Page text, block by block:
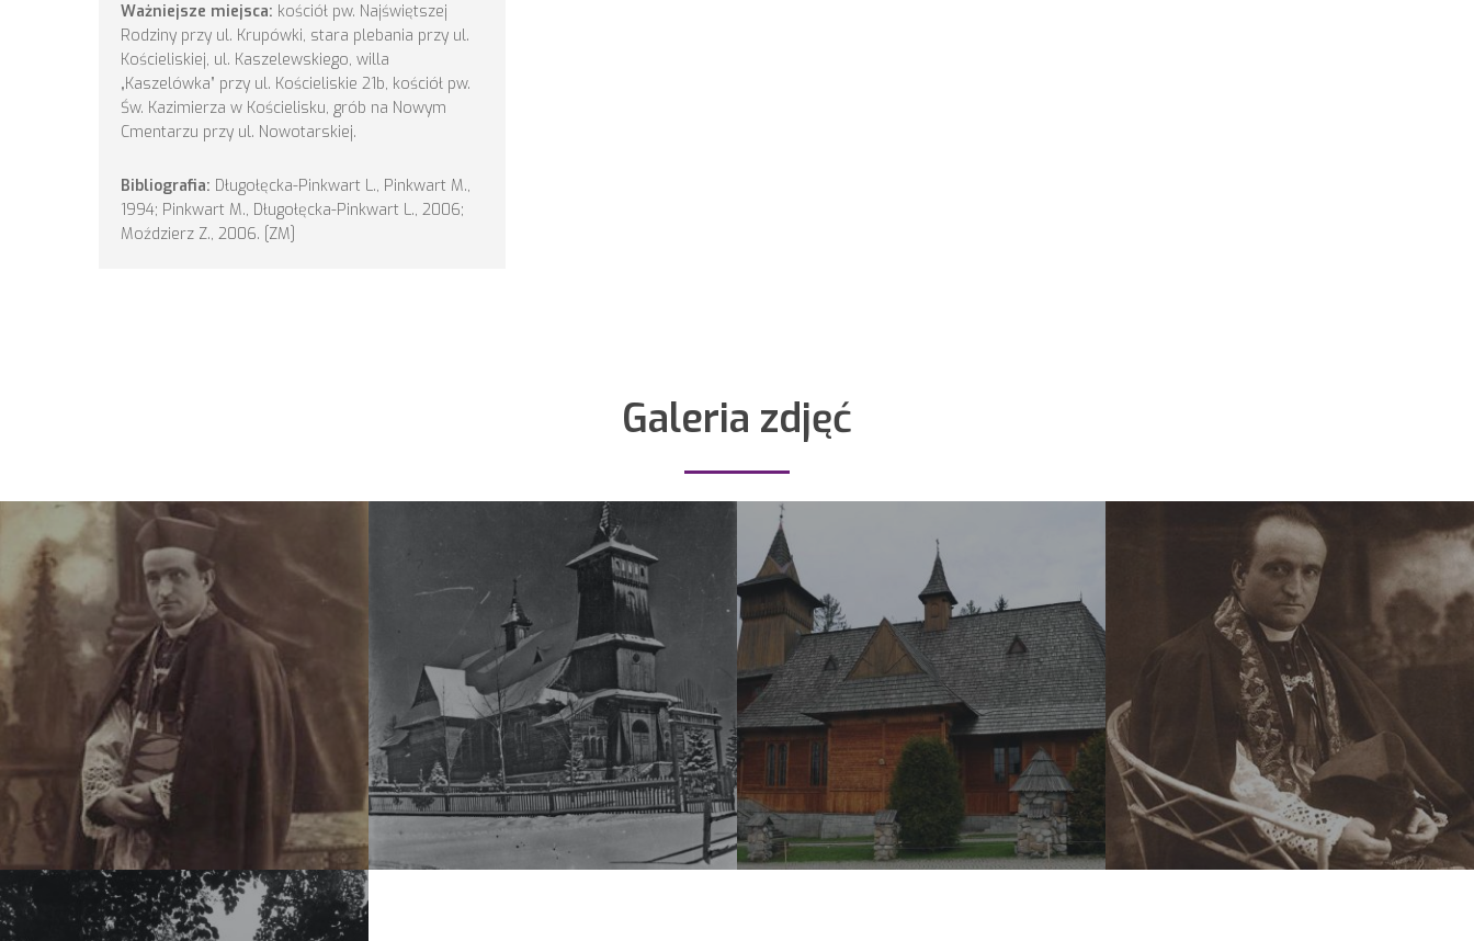
Ważniejsze miejsca: kościół pw. Najświętszej
Rodziny przy ul. Krupówki, stara plebania przy ul.
Kościeliskiej, ul. Kaszelewskiego, willa
„Kaszelówka” przy ul. Kościeliskie 21b, kościół pw.
Św. Kazimierza w Kościelisku, grób na Nowym
Cmentarzu przy ul. Nowotarskiej.
Bibliografia: Długołęcka-Pinkwart L., Pinkwart M.,
1994; Pinkwart M., Długołęcka-Pinkwart L., 2006;
Moździerz Z., 2006. [ZM]
Galeria zdjęć